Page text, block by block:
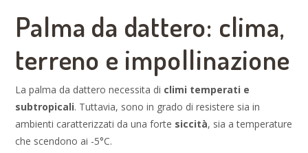
Palma da dattero: clima,
terreno e impollinazione
La palma da dattero necessita di climi temperati e
subtropicali. Tuttavia, sono in grado di resistere sia in
ambienti caratterizzati da una forte siccità, sia a temperature
che scendono ai -5°C.